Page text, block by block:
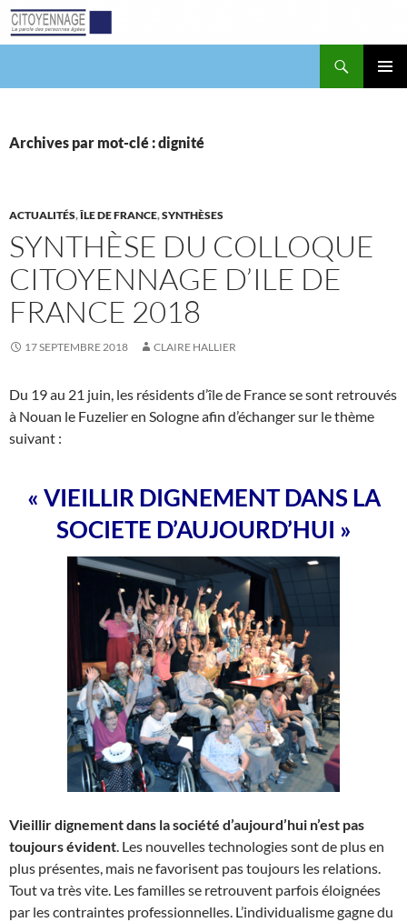
Aller
au
Archives par mot-clé : dignité
ACTUALITÉS,ÎLE DE FRANCE,SYNTHÈSES
SYNTHÈSE DU COLLOQUE
CITOYENNAGE D’ILE DE
FRANCE 2018
17 SEPTEMBRE 2018 CLAIRE HALLIER
Du 19 au 21 juin, les résidents d’île de France se sont retrouvés
à Nouan le Fuzelier en Sologne afin d’échanger sur le thème
suivant :
« VIEILLIR DIGNEMENT DANS LA
SOCIETE D’AUJOURD’HUI »
Vieillir dignement dans la société d’aujourd’hui n’est pas
toujours évident. Les nouvelles technologies sont de plus en
plus présentes, mais ne favorisent pas toujours les relations.
Tout va très vite. Les familles se retrouvent parfois éloignées
par les contraintes professionnelles. L’individualisme gagne du